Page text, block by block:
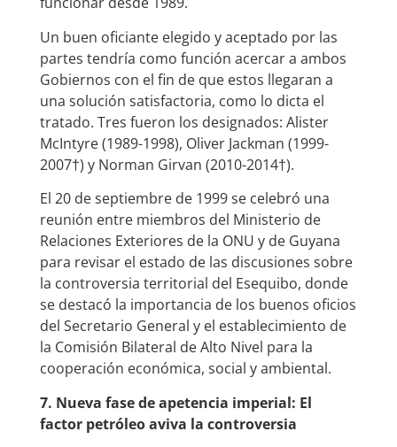
Un buen oficiante elegido y aceptado por las
partes tendría como función acercar a ambos
Gobiernos con el fin de que estos llegaran a
una solución satisfactoria, como lo dicta el
tratado. Tres fueron los designados: Alister
McIntyre (1989-1998), Oliver Jackman (1999-
2007†) y Norman Girvan (2010-2014†).
El 20 de septiembre de 1999 se celebró una
reunión entre miembros del Ministerio de
Relaciones Exteriores de la ONU y de Guyana
para revisar el estado de las discusiones sobre
la controversia territorial del Esequibo, donde
se destacó la importancia de los buenos oficios
del Secretario General y el establecimiento de
la Comisión Bilateral de Alto Nivel para la
cooperación económica, social y ambiental.
7. Nueva fase de apetencia imperial: El
factor petróleo aviva la controversia